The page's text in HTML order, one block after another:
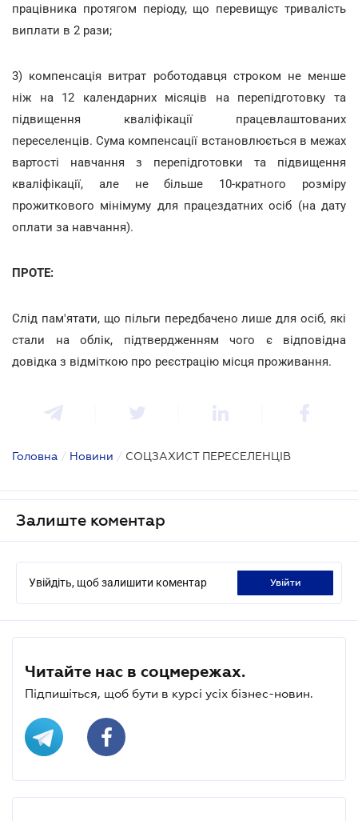
працівника протягом періоду, що перевищує тривалість
виплати в 2 рази;
3) компенсація витрат роботодавця строком не менше
ніж на 12 календарних місяців на перепідготовку та
підвищення кваліфікації працевлаштованих
переселенців. Сума компенсації встановлюється в межах
вартості навчання з перепідготовки та підвищення
кваліфікації, але не більше 10-кратного розміру
прожиткового мінімуму для працездатних осіб (на дату
оплати за навчання).
ПРОТЕ:
Слід пам'ятати, що пільги передбачено лише для осіб, які
стали на облік, підтвердженням чого є відповідна
довідка з відміткою про реєстрацію місця проживання.
Головна / Новини / СОЦЗАХИСТ ПЕРЕСЕЛЕНЦІВ
Залиште коментар
Увійдіть, щоб залишити коментар увійти
Читайте нас в соцмережах.
Підпишіться, щоб бути в курсі усіх бізнес-новин.